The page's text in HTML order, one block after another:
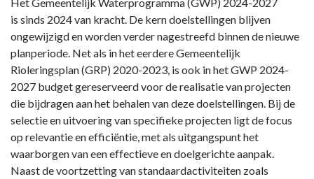
naar
navigatie
Paragraaf
Onderhoud
kapitaalgoederen
Riolering
is sinds 2024 van kracht. De kern doelstellingen blijven
ongewijzigd en worden verder nagestreefd binnen de nieuwe
planperiode. Net als in het eerdere Gemeentelijk
Rioleringsplan (GRP) 2020-2023, is ook in het GWP 2024-
2027 budget gereserveerd voor de realisatie van projecten
die bijdragen aan het behalen van deze doelstellingen. Bij de
selectie en uitvoering van specifieke projecten ligt de focus
op relevantie en efficiëntie, met als uitgangspunt het
waarborgen van een effectieve en doelgerichte aanpak.
Naast de voortzetting van standaardactiviteiten zoals